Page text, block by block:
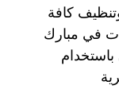
كافة
في مبارك
باستخدام